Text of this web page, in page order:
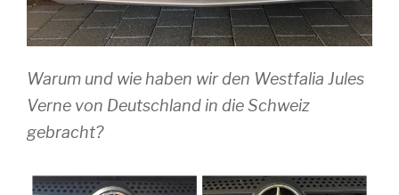
Warum und wie haben wir den Westfalia Jules
Verne von Deutschland in die Schweiz
gebracht?